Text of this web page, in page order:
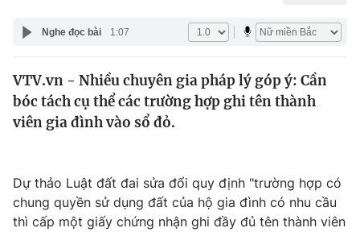
Thế giới
Thế giới đó đây
Câu chuyện quốc tế
Tài chính
Thị trường
Dữ liệu và đời sống
Giáo dục
Nghe đọc bài 1:07
VTV.vn - Nhiều chuyên gia pháp lý góp ý: Cần
bóc tách cụ thể các trường hợp ghi tên thành
viên gia đình vào sổ đỏ.
Dự thảo Luật đất đai sửa đổi quy định "trường hợp có
chung quyền sử dụng đất của hộ gia đình có nhu cầu
thì cấp một giấy chứng nhận ghi đầy đủ tên thành viên